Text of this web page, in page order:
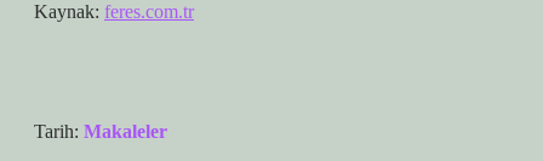
Kaynak: feres.com.tr
Tarih: Makaleler